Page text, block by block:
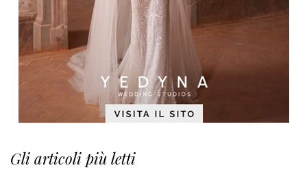
Gli articoli più letti